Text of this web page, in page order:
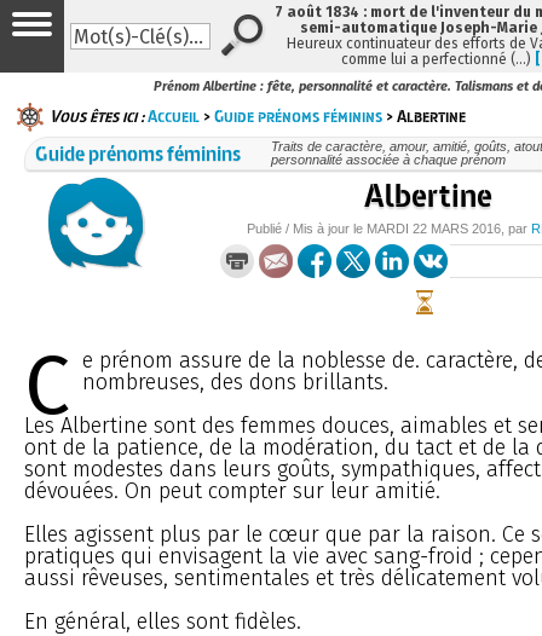
Prénom Albertine : fête, personnalité et caractère. Talismans et
Vous êtes ici :Accueil >Guide prénoms féminins > Albertine
Guide prénoms féminins
Traits de caractère, amour, amitié, goûts,
personnalité associée à chaque prénom
Albertine
Publié / Mis à jour le MARDI 22 MARS 2016 , par
C e prénom assure de la noblesse de. caractère,
nombreuses, des dons brillants.
Les Albertine sont des femmes douces, aimables et
ont de la patience, de la modération, du tact et de la
sont modestes dans leurs goûts, sympathiques,
dévouées. On peut compter sur leur amitié.
Elles agissent plus par le cœur que par la raison. Ce
pratiques qui envisagent la vie avec sang-froid ;
aussi rêveuses, sentimentales et très délicatement
En général, elles sont fidèles.
7 août 1834 : mort de l'inventeur du
semi-automatique Joseph-Marie
Heureux continuateur des efforts de
comme lui a perfectionné (…)